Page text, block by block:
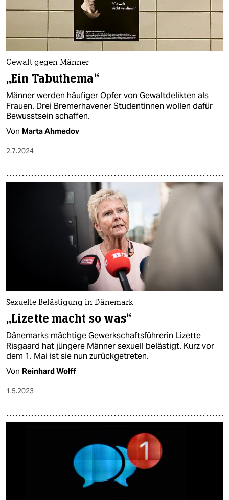
Gewalt gegen Männer
„Ein Tabuthema“
Männer werden häufiger Opfer von Gewaltdelikten als
Frauen. Drei Bremerhavener Studentinnen wollen dafür
Bewusstsein schaffen.
Von Marta Ahmedov
2.7.2024
Sexuelle Belästigung in Dänemark
„Lizette macht so was“
Dänemarks mächtige Gewerkschaftsführerin Lizette
Risgaard hat jüngere Männer sexuell belästigt. Kurz vor
dem 1. Mai ist sie nun zurückgetreten.
Von Reinhard Wolff
1.5.2023